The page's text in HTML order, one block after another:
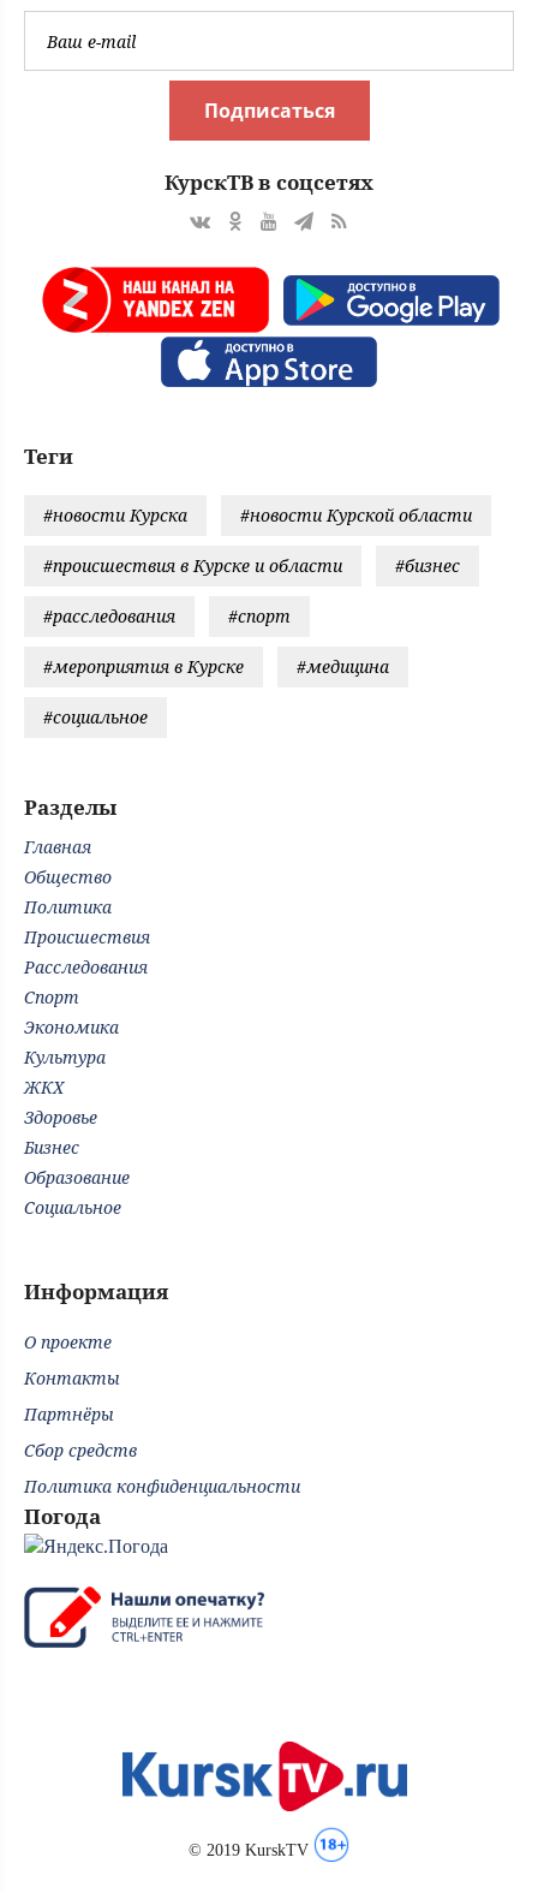
Подписаться
КурскТВ в соцсетях
Теги
#новости Курска #новости Курской области
#происшествия в Курске и области #бизнес
#расследования #спорт
#мероприятия в Курске #медицина
#социальное
Разделы
Главная
Общество
Политика
Происшествия
Расследования
Спорт
Экономика
Культура
ЖКХ
Здоровье
Бизнес
Образование
Социальное
Информация
О проекте
Контакты
Партнёры
Сбор средств
Политика конфиденциальности
Погода
© 2019 KurskTV